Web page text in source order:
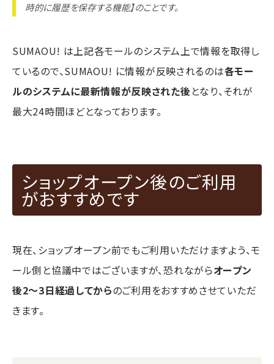
時的に履歴を保存する機能】のことです。
SUMAOU! は上記各モールのシステム上で情報を取得し
ているので、SUMAOU! に情報が反映されるのは各モー
ルのシステムに最新情報が反映された後となり、それが
最大24時間ほどとなっております。
ショップオープン後のご利用
がおすすめです
現在、ショップオープン前でもご利用いただけますよう、モ
ール側と協議中ではございますが、恐れながらオープン
後2〜3日経過してからのご利用をおすすめさせていただ
きます。